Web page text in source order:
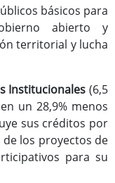
básicos para
abierto y
territorial y lucha
Institucionales (6,5
un 28,9% menos
sus créditos por
los proyectos de
para su